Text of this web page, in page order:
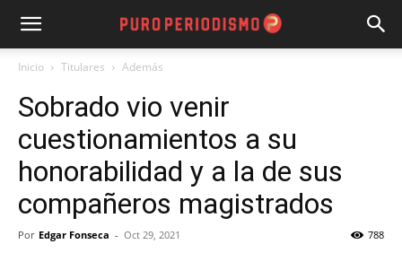
Inicio Titulares Además
Sobrado vio venir
cuestionamientos a su
honorabilidad y a la de sus
compañeros magistrados
Por Edgar Fonseca - Oct 29, 2021 788